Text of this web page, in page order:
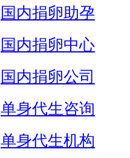
国内捐卵助孕
国内捐卵中心
国内捐卵公司
单身代生咨询
单身代生机构